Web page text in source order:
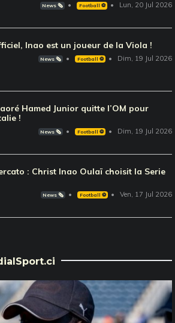
News 🗞️ Football ⚽️ Lun, 20 Jul 2026
Inao est un joueur de la Viola !
News 🗞️ Football ⚽️ Dim, 19 Jul 2026
Hamed Junior quitte l’OM pour
!
News 🗞️ Football ⚽️ Dim, 19 Jul 2026
: Christ Inao Oulaï choisit la Serie
News 🗞️ Football ⚽️ Ven, 17 Jul 2026